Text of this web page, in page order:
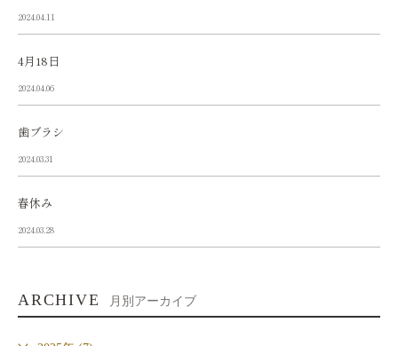
2024.04.11
4月18日
2024.04.06
歯ブラシ
2024.03.31
春休み
2024.03.28
ARCHIVE 月別アーカイブ